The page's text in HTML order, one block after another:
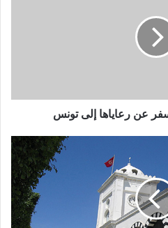
عن رعاياها إلى تونس